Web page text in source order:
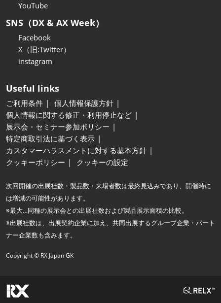
YouTube
SNS（DX & AX Week）
Facebook
X（旧:Twitter）
instagram
Useful links
ご利用条件
個人情報保護方針
個人情報に関する修正・利用停止など
展示会・セミナー参加ポリシー
特定商取引法に基づく表示
カスタマーハラスメントに対する基本方針
クッキーポリシー
クッキーの設定
次回開催の出展社数・製品数・来場者数は最終見込みであり、開催時に
は増減の可能性があります。
※最大…同種の展示会との出展社数および製品展示面積の比較。
※出展社数は、出展契約企業に加え、共同出展するグループ企業・パート
ナー企業数も含みます。
Copyright © RX Japan GK